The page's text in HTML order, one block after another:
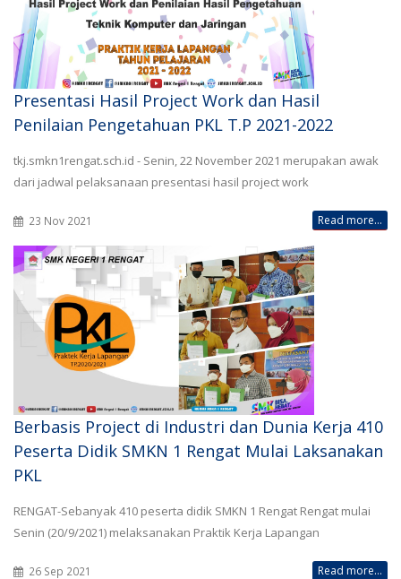
Presentasi Hasil Project Work dan Hasil
Penilaian Pengetahuan PKL T.P 2021-2022
tkj.smkn1rengat.sch.id - Senin, 22 November 2021 merupakan awak
dari jadwal pelaksanaan presentasi hasil project work
23 Nov 2021 Read more...
Berbasis Project di Industri dan Dunia Kerja 410
Peserta Didik SMKN 1 Rengat Mulai Laksanakan
PKL
RENGAT-Sebanyak 410 peserta didik SMKN 1 Rengat Rengat mulai
Senin (20/9/2021) melaksanakan Praktik Kerja Lapangan
26 Sep 2021 Read more...